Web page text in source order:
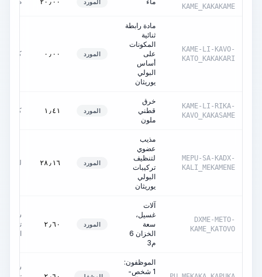
KAME_KAKAKAME
المورد ٢٠٫٠٠
KAME-LI-KAVO-
KATO_KAKAKARI
مادة رابطة
ثنائية
المكونات
على
أساس
البولي
يوريثان
المورد ٠٫٠٠ كغ
KAME-LI-RIKA-
KAVO_KAKASAME
خرق
قطني
ملون
المورد ١٫٤١ كغ
MEPU-SA-KADX-
KALI_MEKAMENE
مذيب
عضوي
لتنظيف
تركيبات
البولي
يوريثان
المورد ٢٨٫١٦ لتر
DXME-METO-
KAME_KATOVO
آلات
غسيل،
سعة
الخزان 6
م3
المورد ٢٫٦٠
ساعات
تشغيل
الآلة
الموظفون:
1 شخص-
ساعات